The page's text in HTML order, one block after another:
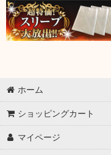
ホーム
ショッピングカート
マイページ